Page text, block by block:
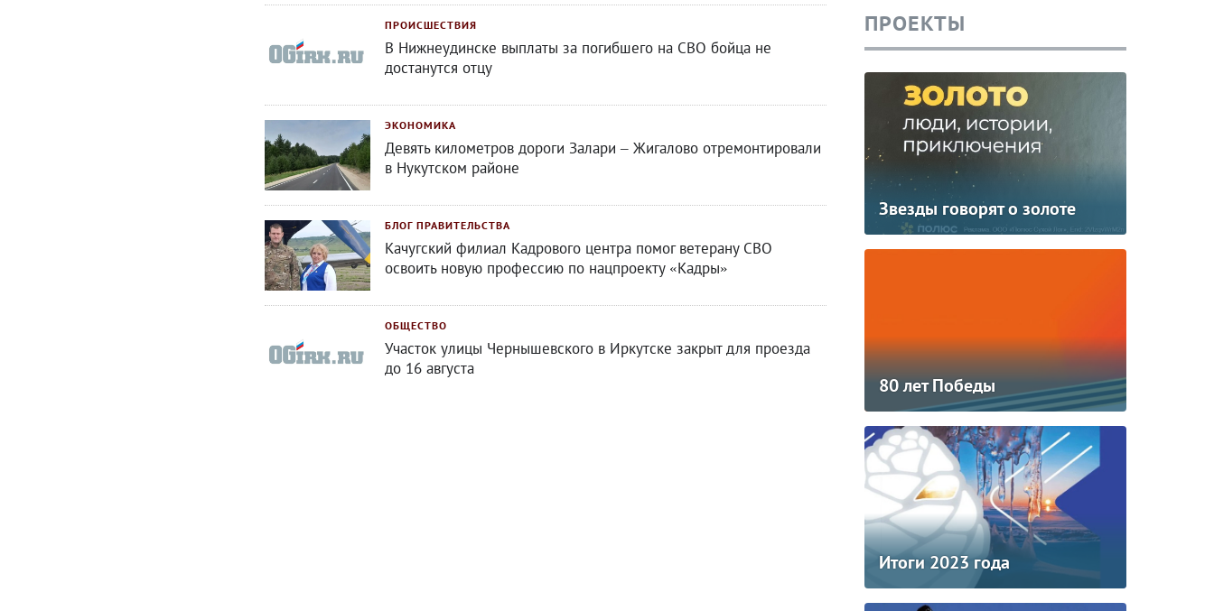
ПРОИСШЕСТВИЯ
В Нижнеудинске выплаты за погибшего на СВО бойца не
достанутся отцу
ЭКОНОМИКА
Девять километров дороги Залари – Жигалово отремонтировали
в Нукутском районе
БЛОГ ПРАВИТЕЛЬСТВА
Качугский филиал Кадрового центра помог ветерану СВО
освоить новую профессию по нацпроекту «Кадры»
ОБЩЕСТВО
Участок улицы Чернышевского в Иркутске закрыт для проезда
до 16 августа
ПРОЕКТЫ
Звезды говорят о золоте
80 лет Победы
Итоги 2023 года